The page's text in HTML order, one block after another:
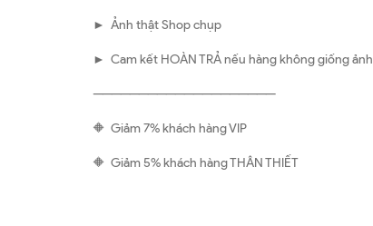
► Ảnh thật Shop chụp
► Cam kết HOÀN TRẢ nếu hàng không giống ảnh
————————————————————
🔶 Giảm 7% khách hàng VIP
🔶 Giảm 5% khách hàng THÂN THIẾT